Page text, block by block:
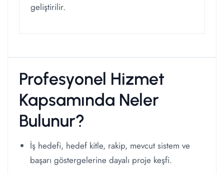
geliştirilir.
Profesyonel Hizmet
Kapsamında Neler
Bulunur?
İş hedefi, hedef kitle, rakip, mevcut sistem ve
başarı göstergelerine dayalı proje keşfi.